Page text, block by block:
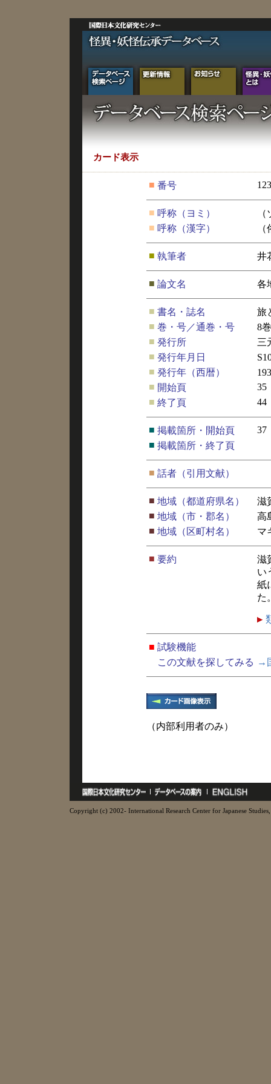
カード表示
■ 番号
■ 呼称（ヨミ）
■ 呼称（漢字）
■ 執筆者 井
■ 論文名 各
■ 書名・誌名
旅
■ 巻・号／通巻・号
8
■ 発行所
三
■ 発行年月日
■ 発行年（西暦）
■ 開始頁
35
■ 終了頁 44
■ 掲載箇所・開始頁
37
■ 掲載箇所・終了頁
■ 話者（引用文献）
■ 地域（都道府県名）
滋
■ 地域（市・郡名）
高
■ 地域（区町村名） マ
■ 要約
滋
い
紙
た
■ 試験機能
この文献を探してみる →
（内部利用者のみ）
Copyright (c) 2002- International Research Center for Japanese